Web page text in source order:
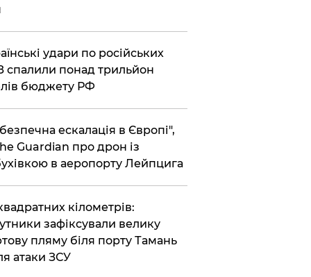
удари по російських
спалили понад трильйон
бюджету РФ
ескалація в Європі",
Guardian про дрон із
в аеропорту Лейпцига
кілометрів:
зафіксували велику
пляму біля порту Тамань
атаки ЗСУ